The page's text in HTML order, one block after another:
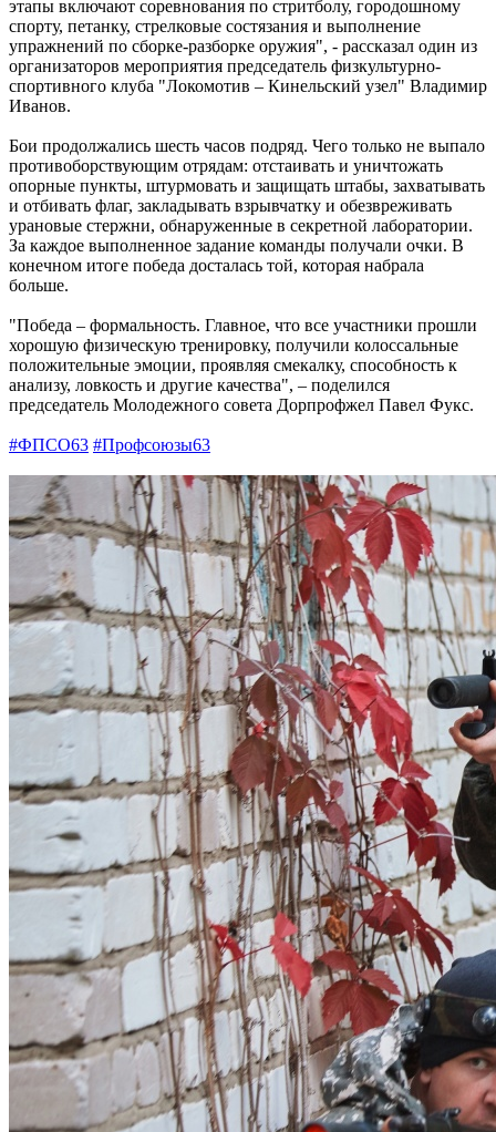
этапы включают соревнования по стритболу, городошному
спорту, петанку, стрелковые состязания и выполнение
упражнений по сборке-разборке оружия", - рассказал один из
организаторов мероприятия председатель физкультурно-
спортивного клуба "Локомотив – Кинельский узел" Владимир
Иванов.
Бои продолжались шесть часов подряд. Чего только не выпало
противоборствующим отрядам: отстаивать и уничтожать
опорные пункты, штурмовать и защищать штабы, захватывать
и отбивать флаг, закладывать взрывчатку и обезвреживать
урановые стержни, обнаруженные в секретной лаборатории.
За каждое выполненное задание команды получали очки. В
конечном итоге победа досталась той, которая набрала
больше.
"Победа – формальность. Главное, что все участники прошли
хорошую физическую тренировку, получили колоссальные
положительные эмоции, проявляя смекалку, способность к
анализу, ловкость и другие качества", – поделился
председатель Молодежного совета Дорпрофжел Павел Фукс.
#ФПСО63 #Профсоюзы63